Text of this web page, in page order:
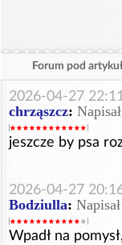
Forum pod
2026-04-27
chrząszcz:
jeszcze by psa
2026-04-27
Bodziulla:
Wpadł na